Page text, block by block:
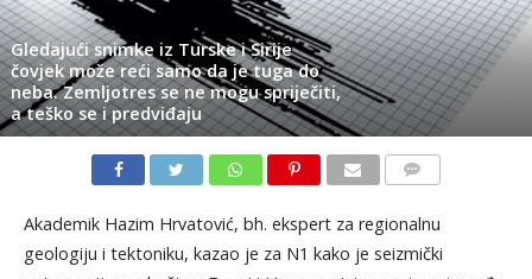
Gledajući snimke iz Turske i Sirije
čovjek može reći samo da je tuga do
neba. Zemljotres se ne mogu spriječiti,
a teško se i predviđaju
Akademik Hazim Hrvatović, bh. ekspert za regionalnu
geologiju i tektoniku, kazao je za N1 kako je seizmički